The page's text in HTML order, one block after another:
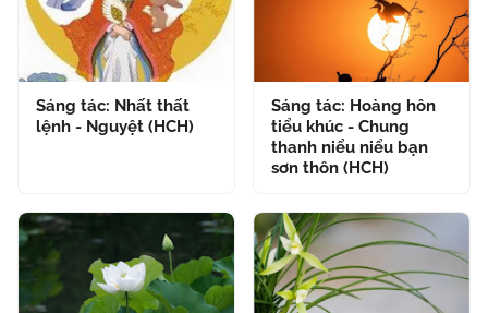
Sáng tác: Nhất thất
lệnh - Nguyệt (HCH)
Sáng tác: Hoàng hôn
tiểu khúc - Chung
thanh niểu niểu bạn
sơn thôn (HCH)